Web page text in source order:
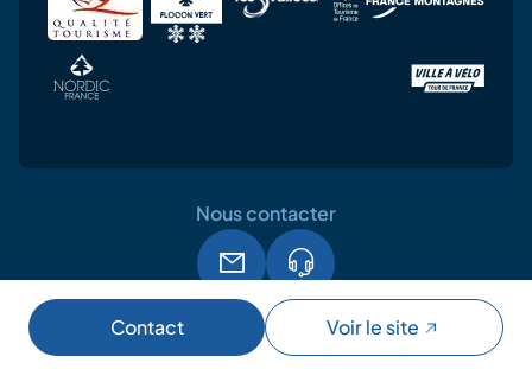
Contact Voir le site
Mentions légales
Nous contacter